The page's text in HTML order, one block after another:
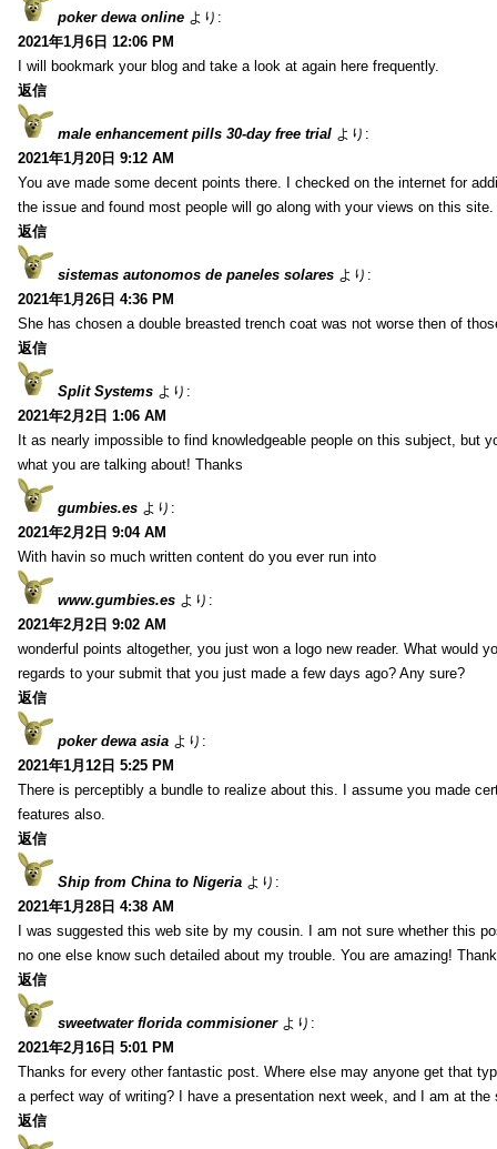
poker dewa online より:
2021年1月6日 12:06 PM
I will bookmark your blog and take a look at again here frequently.
返信
male enhancement pills 30-day free trial より:
2021年1月20日 9:12 AM
You ave made some decent points there. I checked on the internet for
the issue and found most people will go along with your views on this site.
返信
sistemas autonomos de paneles solares より:
2021年1月26日 4:36 PM
She has chosen a double breasted trench coat was not worse then of
返信
Split Systems より:
2021年2月2日 1:06 AM
It as nearly impossible to find knowledgeable people on this subject, but
what you are talking about! Thanks
gumbies.es より:
2021年2月2日 9:04 AM
With havin so much written content do you ever run into
www.gumbies.es より:
2021年2月2日 9:02 AM
wonderful points altogether, you just won a logo new reader. What would
regards to your submit that you just made a few days ago? Any sure?
返信
poker dewa asia より:
2021年1月12日 5:25 PM
There is perceptibly a bundle to realize about this. I assume you made
features also.
返信
Ship from China to Nigeria より:
2021年1月28日 4:38 AM
I was suggested this web site by my cousin. I am not sure whether this
no one else know such detailed about my trouble. You are amazing!
返信
sweetwater florida commisioner より:
2021年2月16日 5:01 PM
Thanks for every other fantastic post. Where else may anyone get that
a perfect way of writing? I have a presentation next week, and I am at the
返信